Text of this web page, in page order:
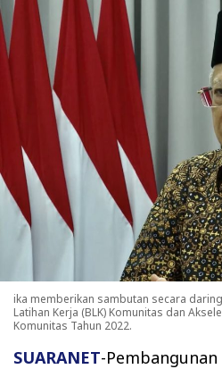
ika memberikan sambutan secara
Latihan Kerja (BLK) Komunitas dan
Komunitas Tahun 2022.
SUARANET-